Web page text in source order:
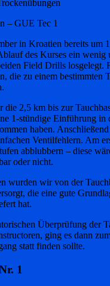
– GUE Tec 1
in Kroatien bereits um
des Kurses ein wenig
Field Drills losgelegt.
die zu einem bestimmten
die 2,5 km bis zur
1-stündige Einführung in
haben.
Ventilfehlern. Am
abblubbern – diese
oder nicht.
wurden wir von der
die eine gute
hat.
Überprüfung der
ging es dann
statt finden sollte.
1